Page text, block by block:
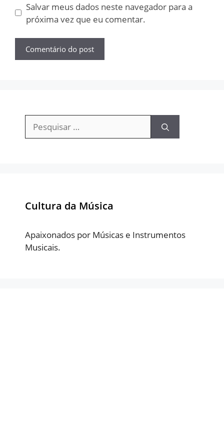
Salvar meus dados neste navegador para a
próxima vez que eu comentar.
Pesquisar
por:
Cultura da Música
Apaixonados por Músicas e Instrumentos
Musicais.